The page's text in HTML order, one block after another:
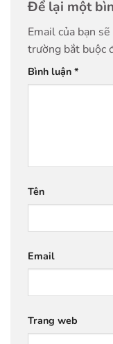
Để lại một
Email của bạn
trường bắt buộc
Bình luận *
Tên
Email
Trang web